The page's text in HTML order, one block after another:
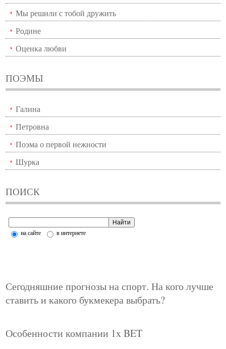
Мы решили с тобой дружить
Родине
Оценка любви
ПОЭМЫ
Галина
Петровна
Поэма о первой нежности
Шурка
ПОИСК
на сайте в интернете
Сегодняшние прогнозы на спорт. На кого лучше
ставить и какого букмекера выбрать?
Особенности компании 1x BET